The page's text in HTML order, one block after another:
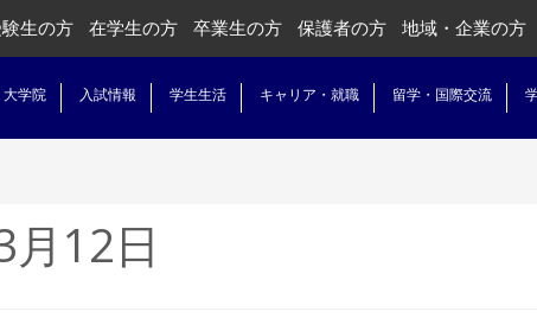
験生の方 在学生の方 卒業生の方 保護者の方 地域・企業の方
大学院 入試情報 学生生活 キャリア・就職 留学・国際交流
12日